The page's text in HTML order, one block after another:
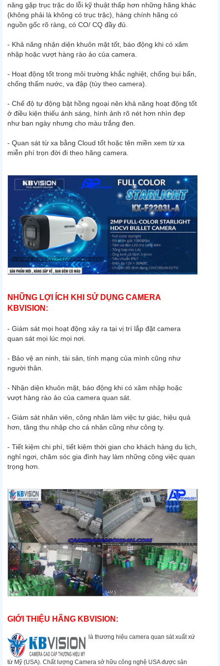
năng gặp trục trặc do lỗi kỹ thuật thấp hơn những hãng khác
(không phải là không có trục trặc), hàng chính hãng có
nguồn gốc rõ ràng, có CO/ CQ đầy đủ.
- Khả năng nhận diện khuôn mặt tốt, báo động khi có xâm
nhập hoặc vượt hàng rào ảo của camera.
- Hoạt động tốt trong môi trường khắc nghiệt, chống bụi bẩn,
chống thấm nước, va đập (tùy theo camera).
- Chế độ tự động bật hồng ngoại nên khả năng hoạt động tốt
ở điều kiện thiếu ánh sáng, hình ảnh rõ nét hơn nhìn đẹp
như ban ngày nhưng cho màu trắng đen.
- Quan sát từ xa bằng Cloud tốt hoặc tên miền xem từ xa
miễn phí trọn đời đi theo hãng camera.
NHỮNG LỢI ÍCH KHI SỬ DỤNG CAMERA
KBVISION:
- Giám sát mọi hoạt động xảy ra tại vị trí lắp đặt camera
quan sát mọi lúc mọi nơi.
- Bảo vệ an ninh, tài sản, tính mạng của mình cũng như
người thân.
- Nhận diện khuôn mặt, báo động khi có xâm nhập hoặc
vượt hàng rào ảo của camera quan sát.
- Giám sát nhân viên, công nhân làm việc tự giác, hiệu quả
hơn, tăng thu nhập cho cá nhân cũng như công ty.
- Tiết kiệm chi phí, tiết kiệm thời gian cho khách hàng du lịch,
nghỉ ngơi, chăm sóc gia đình hay làm những công việc quan
trọng hơn.
GIỚI THIỆU HÃNG KBVISION:
là thương hiệu camera quan sát xuất xứ
từ Mỹ (USA). Chất lượng Camera sở hữu công nghệ USA được sản